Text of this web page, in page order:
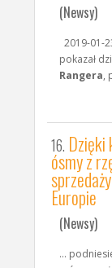
(Newsy)
2019-01-
pokazał
Rangera,
16. Dzięki
ósmy z
Europie
(Newsy)
...